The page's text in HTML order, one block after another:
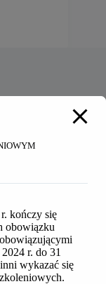
kończy się
obowiązku
r. do 31
wykazać się